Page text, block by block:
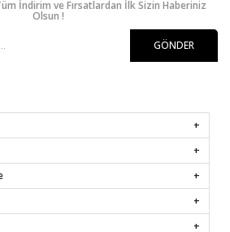
İndirim ve Fırsatlardan İlk Sizin Haberiniz
Olsun !
GÖNDER